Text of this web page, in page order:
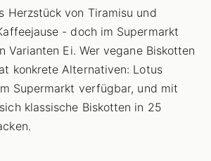
Herzstück von Tiramisu und
- doch im Supermarkt
Varianten Ei. Wer vegane Biskotten
konkrete Alternativen: Lotus
Supermarkt verfügbar, und mit
klassische Biskotten in 25